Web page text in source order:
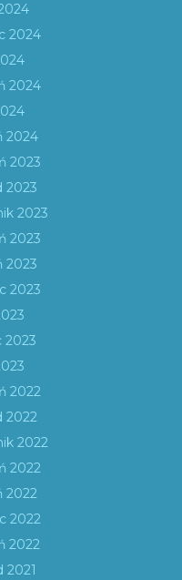
2024
2024
2024
2023
2023
2023
2023
2023
2023
2023
2022
2022
2022
2022
2022
2022
2022
2021